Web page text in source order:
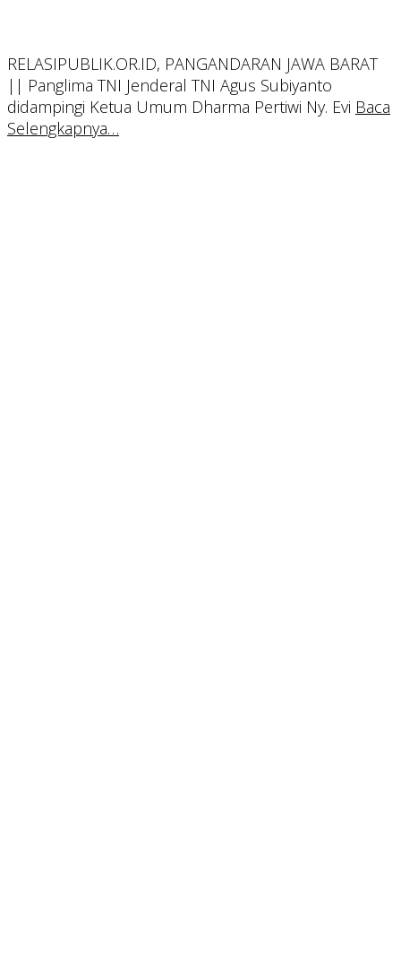
RELASIPUBLIK.OR.ID, PANGANDARAN JAWA BARAT
|| Panglima TNI Jenderal TNI Agus Subiyanto
didampingi Ketua Umum Dharma Pertiwi Ny. Evi Baca
Selengkapnya…